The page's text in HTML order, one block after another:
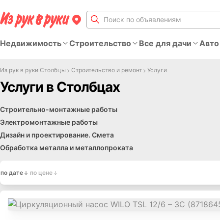
Недвижимость Строительство Все для дачи
Из рук в руки Столбцы Строительство и ремонт Услуги
Услуги в Столбцах
Строительно-монтажные работы
Электромонтажные работы
Дизайн и проектирование. Смета
Обработка металла и металлопроката
по дате по цене